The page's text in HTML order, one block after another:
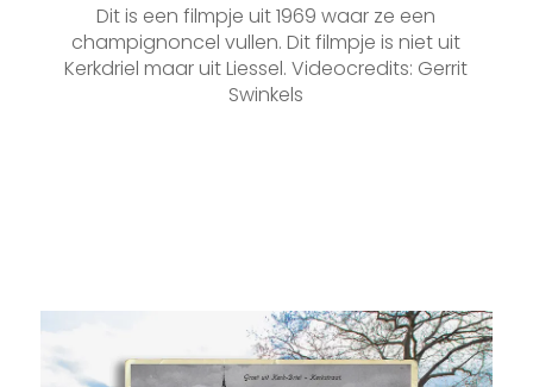
Dit is een filmpje uit 1969 waar ze een
champignoncel vullen. Dit filmpje is niet uit
Kerkdriel maar uitLiessel. Videocredits: Gerrit
Swinkels